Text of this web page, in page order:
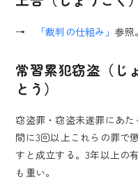
→ 「裁判の仕組み」 参照。
常習累犯窃盗（じ
とう）
窃盗罪・窃盗未遂罪にあ
間に3回以上これらの罪で
すと成立する。3年以上の
も重い。